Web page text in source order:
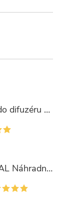
Millefiori Natural Náplň do difuzéru 250ml/Ambra & Rosa
Millefiori ZONA/NATURAL Náhradní stébla pro difuzér 100ml